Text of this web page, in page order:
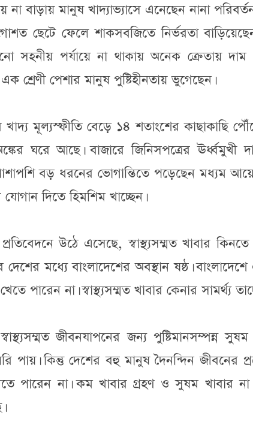
বাড়ায় মানুষ খাদ্যাভ্যাসে এনেছেন নানা
ছেটে ফেলে শাকসবজিতে নির্ভরতা
সহনীয় পর্যায়ে না থাকায় অনেক ক্রেতায় দাম
শ্রেণী পেশার মানুষ পুষ্টিহীনতায় ভুগেছেন।
মূল্যস্ফীতি বেড়ে ১৪ শতাংশের কাছাকাছি
ঘরে আছে। বাজারে জিনিসপত্রের ঊর্ধ্বমুখী
বড় ধরনের ভোগান্তিতে পড়েছেন মধ্যম
দিতে হিমশিম খাচ্ছেন।
প্রতিবেদনে উঠে এসেছে, স্বাস্থ্যসম্মত খাবার
মধ্যে বাংলাদেশের অবস্থান ষষ্ঠ।
পারেন না। স্বাস্থ্যসম্মত খাবার কেনার সামর্থ্য
জীবনযাপনের জন্য পুষ্টিমানসম্পন্ন
পায়। কিন্তু দেশের বহু মানুষ দৈনন্দিন জীবনের
পারেন না। কম খাবার গ্রহণ ও সুষম খাবার